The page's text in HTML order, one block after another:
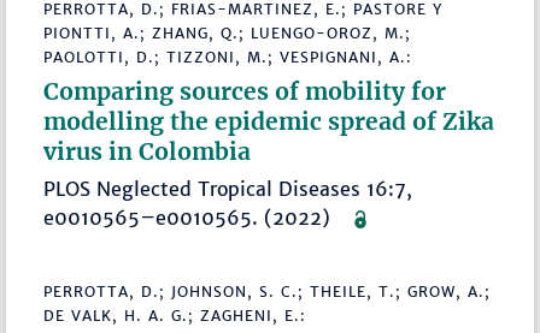
PERROTTA, D.; FRIAS-MARTINEZ, E.; PASTORE Y
PIONTTI, A.; ZHANG, Q.; LUENGO-OROZ, M.;
PAOLOTTI, D.; TIZZONI, M.; VESPIGNANI, A.:
Comparing sources of mobility for
modelling the epidemic spread of Zika
virus in Colombia
PLOS Neglected Tropical Diseases 16:7,
e0010565–e0010565. (2022)
PERROTTA, D.; JOHNSON, S. C.; THEILE, T.; GROW, A.;
DE VALK, H. A. G.; ZAGHENI, E.: